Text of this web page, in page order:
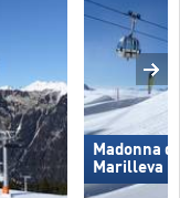
Madonna
Marilleva